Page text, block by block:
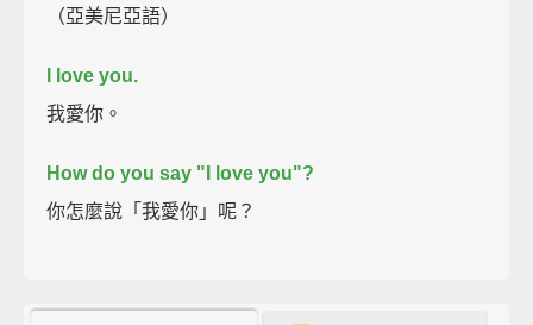
（亞美尼亞語）
I love you.
我愛你。
How do you say "I love you"?
你怎麼說「我愛你」呢？